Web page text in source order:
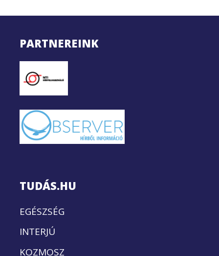
PARTNEREINK
TUDÁS.HU
EGÉSZSÉG
INTERJÚ
KOZMOSZ